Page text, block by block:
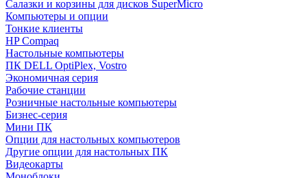
Салазки и корзины для дисков SuperMicro
Компьютеры и опции
Тонкие клиенты
HP Compaq
Настольные компьютеры
ПК DELL OptiPlex, Vostro
Экономичная серия
Рабочие станции
Розничные настольные компьютеры
Бизнес-серия
Мини ПК
Опции для настольных компьютеров
Другие опции для настольных ПК
Видеокарты